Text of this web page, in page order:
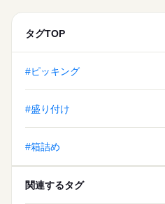
タグTOP
#ピッキング
#盛り付け
#箱詰め
関連するタグ